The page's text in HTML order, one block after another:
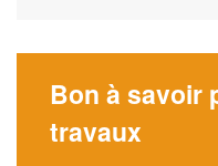
Bon à savoir
travaux